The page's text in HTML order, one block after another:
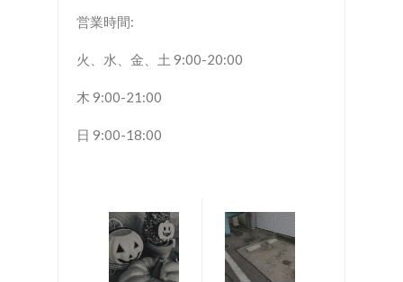
営業時間:
火、水、金、土 9:00-20:00
木 9:00-21:00
日 9:00-18:00